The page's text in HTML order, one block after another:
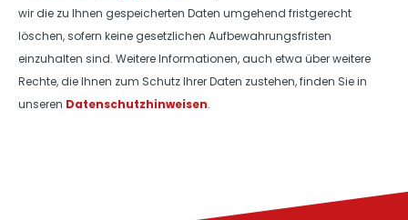
wir die zu Ihnen gespeicherten Daten umgehend fristgerecht
löschen, sofern keine gesetzlichen Aufbewahrungsfristen
einzuhalten sind. Weitere Informationen, auch etwa über weitere
Rechte, die Ihnen zum Schutz Ihrer Daten zustehen, finden Sie in
unseren Datenschutzhinweisen.